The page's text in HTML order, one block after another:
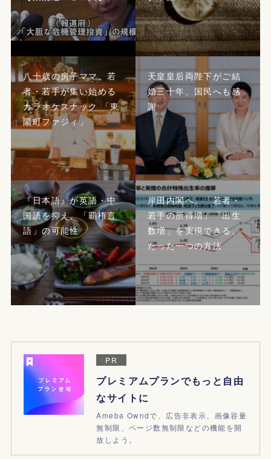
八十歳の房子ママ、若
者・若手が集い始める
カラオケスナック 「東
陽町ファジィ」
天皇皇后両陛下がご結
婚三十年、国民へも感
謝
『日本語』が英語・中
国語を抑え、「覇権言
語」の可能性
岸田内閣へ。「若者・
若手の所得増」「出生
数増」を実現できる、
たった一つの方法
PR
プレミアムプランでもっと自由
なサイトに
Ameba Owndで、広告非表示、画像容量
無制限、ページ数無制限などの機能を開
放しよう。